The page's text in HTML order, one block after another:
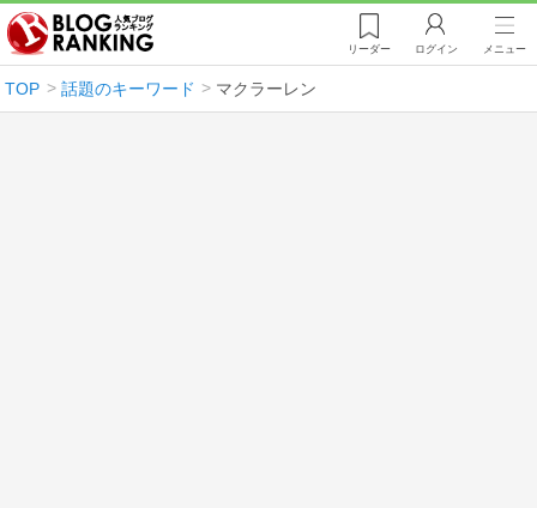
リーダー ログイン メニュー
TOP 話題のキーワード マクラーレン